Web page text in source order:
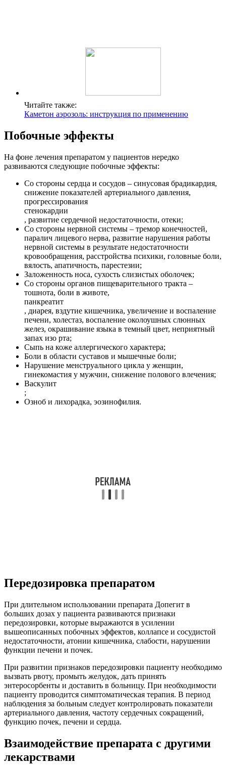
Читайте также:
Каметон аэрозоль: инструкция по применению
Побочные эффекты
На фоне лечения препаратом у пациентов нередко
развиваются следующие побочные эффекты:
Со стороны сердца и сосудов – синусовая брадикардия,
снижение показателей артериального давления,
прогрессирования
стенокардии
, развитие сердечной недостаточности, отеки;
Со стороны нервной системы – тремор конечностей,
паралич лицевого нерва, развитие нарушения работы
нервной системы в результате недостаточности
кровообращения, расстройства психики, головные боли,
вялость, апатичность, парестезии;
Заложенность носа, сухость слизистых оболочек;
Со стороны органов пищеварительного тракта –
тошнота, боли в животе,
панкреатит
, диарея, вздутие кишечника, увеличение и воспаление
печени, холестаз, воспаление околоушных слюнных
желез, окрашивание языка в темный цвет, неприятный
запах изо рта;
Сыпь на коже аллергического характера;
Боли в области суставов и мышечные боли;
Нарушение менструального цикла у женщин,
гинекомастия у мужчин, снижение полового влечения;
Васкулит
;
Озноб и лихорадка, эозинофилия.
Передозировка препаратом
При длительном использовании препарата Допегит в
больших дозах у пациента развиваются признаки
передозировки, которые выражаются в усилении
вышеописанных побочных эффектов, коллапсе и сосудистой
недостаточности, атонии кишечника, слабости, нарушении
функции печени и почек.
При развитии признаков передозировки пациенту необходимо
вызвать рвоту, промыть желудок, дать принять
энтеросорбенты и доставить в больницу. При необходимости
пациенту проводится симптоматическая терапия. В период
наблюдения за больным следует контролировать показатели
артериального давления, частоту сердечных сокращений,
функцию почек, печени и сердца.
Взаимодействие препарата с другими
лекарствами